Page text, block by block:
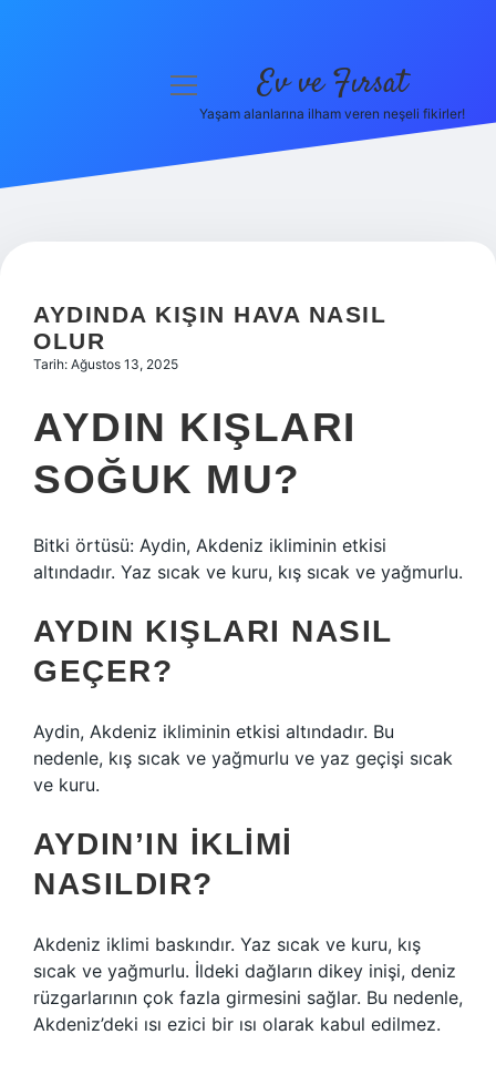
Hakkımızda
menüyü
Ev ve Fırsat
Yaşam alanlarına ilham veren neşeli fikirler!
AYDINDA KIŞIN HAVA NASIL
OLUR
Tarih: Ağustos 13, 2025
AYDIN KIŞLARI
SOĞUK MU?
Bitki örtüsü: Aydin, Akdeniz ikliminin etkisi
altındadır. Yaz sıcak ve kuru, kış sıcak ve yağmurlu.
AYDIN KIŞLARI NASIL
GEÇER?
Aydin, Akdeniz ikliminin etkisi altındadır. Bu
nedenle, kış sıcak ve yağmurlu ve yaz geçişi sıcak
ve kuru.
AYDIN’IN IKLIMI
NASILDIR?
Akdeniz iklimi baskındır. Yaz sıcak ve kuru, kış
sıcak ve yağmurlu. İldeki dağların dikey inişi, deniz
rüzgarlarının çok fazla girmesini sağlar. Bu nedenle,
Akdeniz’deki ısı ezici bir ısı olarak kabul edilmez.